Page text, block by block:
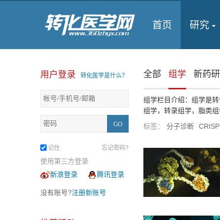
首页 研究
用户登录 转化医学是什么？
记住 忘记密码?
使用第三方登录
新浪登录
腾讯登录
没有账号?注册新账号
全部 组学 新药
组学栏目介绍：组学是
组学，转录组学，脂类
标签：
分子诊断